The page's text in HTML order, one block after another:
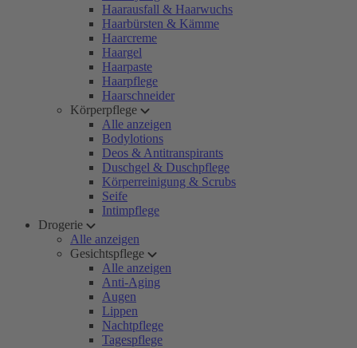
Haarausfall & Haarwuchs
Haarbürsten & Kämme
Haarcreme
Haargel
Haarpaste
Haarpflege
Haarschneider
Körperpflege
Alle anzeigen
Bodylotions
Deos & Antitranspirants
Duschgel & Duschpflege
Körperreinigung & Scrubs
Seife
Intimpflege
Drogerie
Alle anzeigen
Gesichtspflege
Alle anzeigen
Anti-Aging
Augen
Lippen
Nachtpflege
Tagespflege